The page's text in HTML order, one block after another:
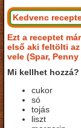
Kedvenc
Ezt a receptet
első aki feltölti
vele (Spar,
Mi kellhet
cukor
só
tojás
liszt